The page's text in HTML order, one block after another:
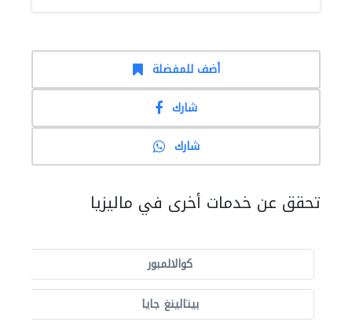
أضف للمفضلة
شارك
شارك
تحقق عن خدمات أخرى في ماليزيا
كوالالمبور
بيتالينغ جايا